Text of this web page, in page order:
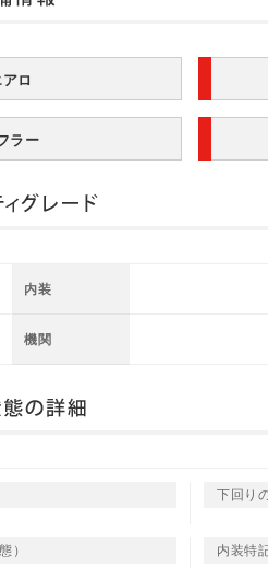
アロ
ラー
内装
機関
下回り
） 内装特